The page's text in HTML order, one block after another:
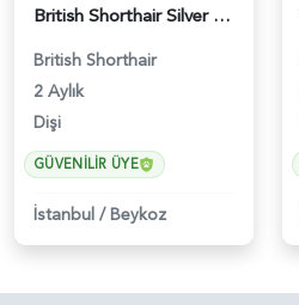
British Shorthair Silver Point Kızımız - 5228
British Shorthair
2 Aylık
Dişi
GÜVENILIR ÜYE
İstanbul /Beykoz